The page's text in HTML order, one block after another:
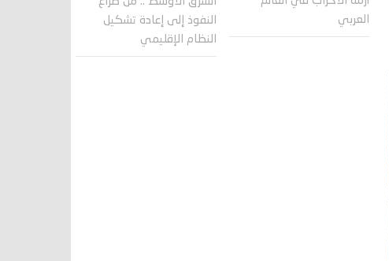
العربي
النفوذ إلى إعادة تشكيل
النظام الإقليمي